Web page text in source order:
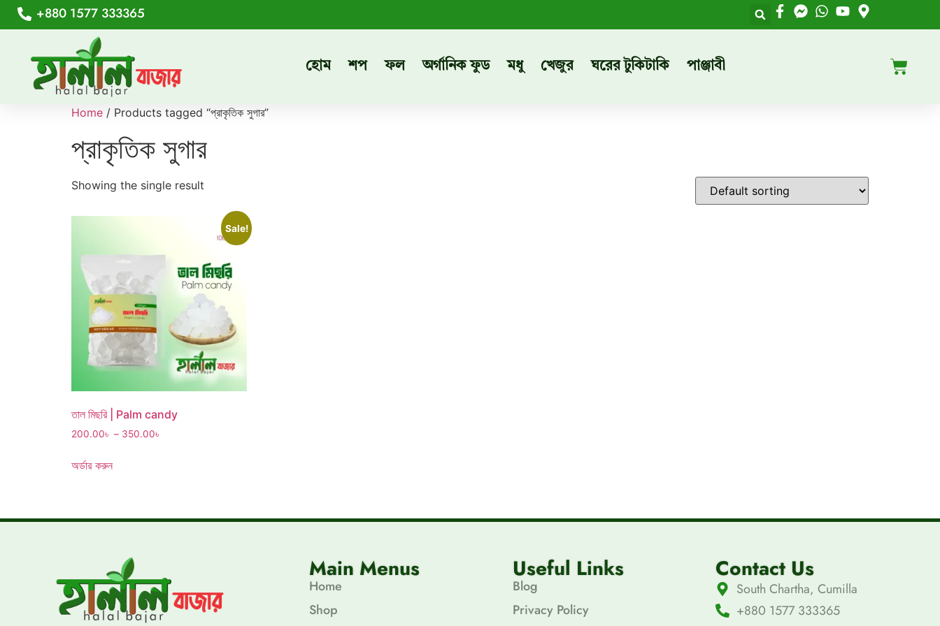
+880 1577 333365
হোম শপ ফল অর্গানিক ফুড মধু খেজুর ঘরের টুকিটাকি পাঞ্জাবী
Home / Products tagged “প্রাকৃতিক সুগার”
প্রাকৃতিক সুগার
Showing the single result
Sale!
তাল মিছরি | Palm candy
200.00৳ – 350.00৳
অর্ডার করুন
Main Menus
Home
Shop
Useful Links
Blog
Privacy Policy
Contact Us
South Chartha, Cumilla
+880 1577 333365